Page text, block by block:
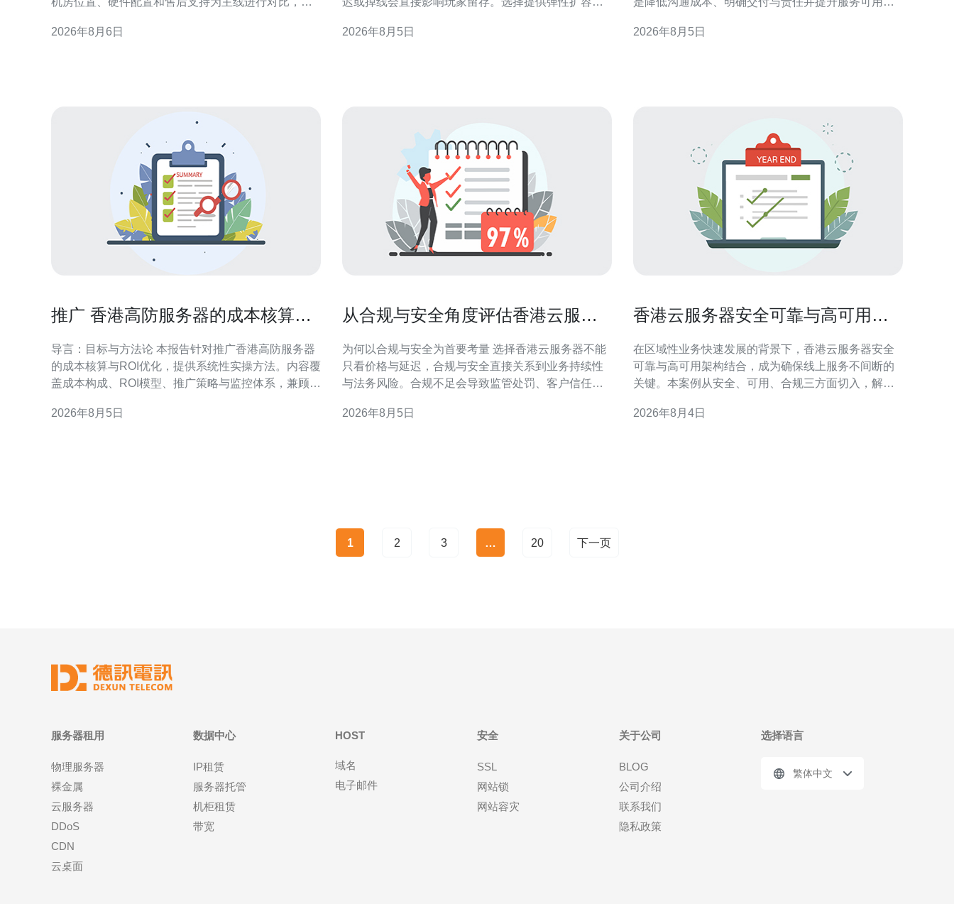
中减少故障和性能波动，确保线上服务稳定可用。 明
2026年8月6日
并在低峰回收，既保证游戏体验，又控制运维成本。
2026年8月5日
业务目标、流量峰值、合规要求与预算边界，明确内
2026年8月5日
推广 香港高防服务器的成本核算与
导言：目标与方法论 本报告针对推广香港高防服务器
的成本核算与ROI优化，提供系统性实操方法。内容覆
盖成本构成、ROI模型、推广策略与监控体系，兼顾合
一、推广成本构成与核算方法 明确成本构成是核算前
2026年8月5日
从合规与安全角度评估香港云服务
为何以合规与安全为首要考量 选择香港云服务器不能
只看价格与延迟，合规与安全直接关系到业务持续性
与法务风险。合规不足会导致监管处罚、客户信任下
对金融、医疗等敏感行业影响更大。 关键合规因素概
2026年8月5日
香港云服务器安全可靠与高可用架
在区域性业务快速发展的背景下，香港云服务器安全
可靠与高可用架构结合，成为确保线上服务不间断的
关键。本案例从安全、可用、合规三方面切入，解析
本地法规与延迟要求，达到稳健运营目标。 香港云服
2026年8月4日
1 2 3 … 20 下一页
服务器租用
物理服务器
裸金属
云服务器
DDoS
CDN
云桌面
数据中心
IP租赁
服务器托管
机柜租赁
带宽
HOST
域名
电子邮件
安全
SSL
网站锁
网站容灾
关于公司
BLOG
公司介绍
联系我们
隐私政策
选择语言
繁体中文